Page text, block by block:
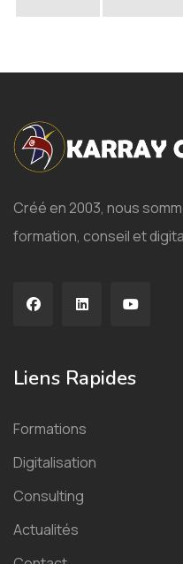
Créé en 2003, nous
formation, conseil et
Liens Rapides
Formations
Digitalisation
Consulting
Actualités